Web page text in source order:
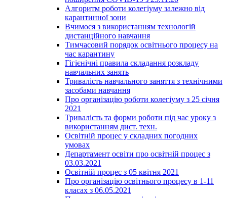
Алгоритм роботи колегіуму залежно від
карантинної зони
Вчимося з використанням технологій
дистанційного навчання
Тимчасовий порядок освітнього процесу на
час карантину
Гігієнічні правила складання розкладу
навчальних занять
Тривалість навчального заняття з технічними
засобами навчання
Про організацію роботи колегіуму з 25 січня
2021
Тривалість та форми роботи під час уроку з
використанням дист. техн.
Освітній процес у складних погодних
умовах
Департамент освіти про освітній процес з
03.03.2021
Освітній процес з 05 квітня 2021
Про організацію освітнього процесу в 1-11
класах з 06.05.2021